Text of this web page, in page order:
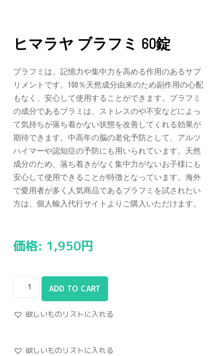
ヒマラヤ ブラフミ 60錠
ブラフミは、記憶力や集中力を高める作用のあるサプ
リメントです。100％天然成分由来のため副作用の心配
もなく、安心して使用することができます。ブラフミ
の成分であるブラミは、ストレスのや不安などによっ
て気持ちが落ち着かない状態を改善してくれる効果が
期待できます。中高年の脳の老化予防として、アルツ
ハイマーや認知症の予防にも用いられています。天然
成分のため、落ち着きがなく集中力がないお子様にも
安心して使用できることが特徴となっています。海外
で愛用者が多く人気商品であるブラフミを試されたい
方は、個人輸入代行サイトよりご購入いただけます。
価格: 1,950円
ADD TO CART
欲しいものリストに入れる
欲しいものリストに入れる